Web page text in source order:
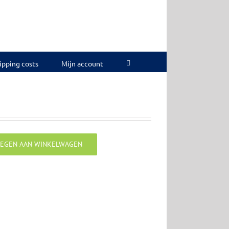
costs Mijn account
AAN WINKELWAGEN